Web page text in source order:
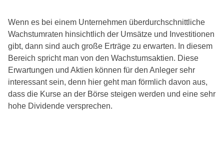
Wenn es bei einem Unternehmen überdurchschnittliche
Wachstumraten hinsichtlich der Umsätze und Investitionen
gibt, dann sind auch große Erträge zu erwarten. In diesem
Bereich spricht man von den Wachstumsaktien. Diese
Erwartungen und Aktien können für den Anleger sehr
interessant sein, denn hier geht man förmlich davon aus,
dass die Kurse an der Börse steigen werden und eine sehr
hohe Dividende versprechen.